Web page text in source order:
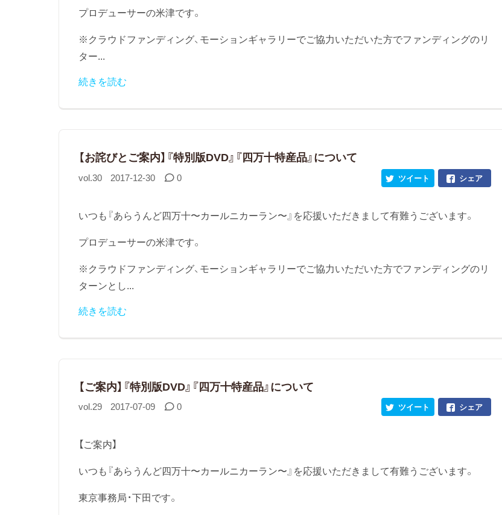
プロデューサーの米津です。
※クラウドファンディング、モーションギャラリーでご協力いただいた方でファンディングのリ
ター...
続きを読む
【お詫びとご案内】『特別版DVD』『四万十特産品』について
vol.30 2017-12-30 0 シェア
ツイート
いつも『あらうんど四万十〜カールニカーラン〜』を応援いただきまして有難うございます。
プロデューサーの米津です。
※クラウドファンディング、モーションギャラリーでご協力いただいた方でファンディングのリ
ターンとし...
続きを読む
【ご案内】『特別版DVD』『四万十特産品』について
vol.29 2017-07-09 0 シェア
ツイート
【ご案内】
いつも『あらうんど四万十〜カールニカーラン〜』を応援いただきまして有難うございます。
東京事務局・下田です。